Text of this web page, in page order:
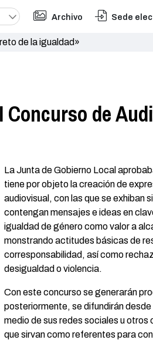
Archivo Sede
de la igualdad»
de
La Junta de Gobierno Local
tiene por objeto la creación de
audiovisual, con las que se exhiban
contengan mensajes e ideas en
igualdad de género como valor a
monstrando actitudes básicas de
corresponsabilidad, así como
desigualdad o violencia.
Con este concurso se generarán
posteriormente, se difundirán
medio de sus redes sociales u
que sirvan como referentes para